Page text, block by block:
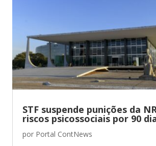
STF suspende punições da
riscos psicossociais por 90
por Portal ContNews